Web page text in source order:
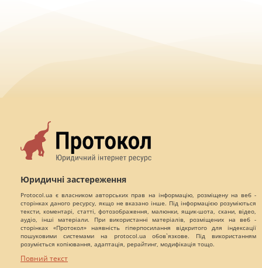
Юридичні застереження
Protocol.ua є власником авторських прав на інформацію, розміщену на веб -
сторінках даного ресурсу, якщо не вказано інше. Під інформацією розуміються
тексти, коментарі, статті, фотозображення, малюнки, ящик-шота, скани, відео,
аудіо, інші матеріали. При використанні матеріалів, розміщених на веб -
сторінках «Протокол» наявність гіперпосилання відкритого для індексації
пошуковими системами на protocol.ua обов`язкове. Під використанням
розуміється копіювання, адаптація, рерайтинг, модифікація тощо.
Повний текст